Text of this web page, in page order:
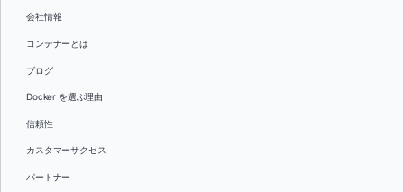
会社情報
コンテナーとは
ブログ
Docker を選ぶ理由
信頼性
カスタマーサクセス
パートナー